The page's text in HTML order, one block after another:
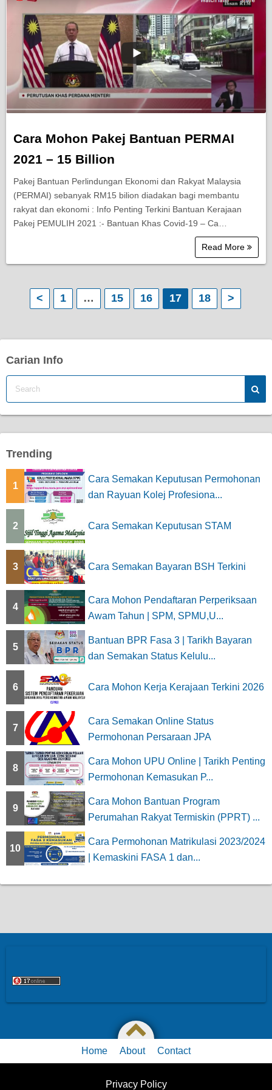
Cara Mohon Pakej Bantuan PERMAI
2021 – 15 Billion
Pakej Bantuan Perlindungan Ekonomi dan Rakyat Malaysia
(PERMAI) sebanyak RM15 bilion diadakan bagi membantu
rakyat dan ekonomi : Info Penting Terkini Bantuan Kerajaan
Pakej PEMULIH 2021 :- Bantuan Khas Covid-19 – Ca…
Read More
p
g
n
i
o
n
< 1 … 15 16 17 18 >
Carian Info
Trending
1
Cara Semakan Keputusan Permohonan
dan Rayuan Kolej Profesiona...
2 Cara Semakan Keputusan STAM
3 Cara Semakan Bayaran BSH Terkini
4
Cara Mohon Pendaftaran Perperiksaan
Awam Tahun | SPM, SPMU,U...
5
Bantuan BPR Fasa 3 | Tarikh Bayaran
dan Semakan Status Kelulu...
6 Cara Mohon Kerja Kerajaan Terkini 2026
7
Cara Semakan Online Status
Permohonan Persaraan JPA
8
Cara Mohon UPU Online | Tarikh Penting
Permohonan Kemasukan P...
9
Cara Mohon Bantuan Program
Perumahan Rakyat Termiskin (PPRT) ...
10
Cara Permohonan Matrikulasi 2023/2024
| Kemaskini FASA 1 dan...
Home About Contact
Privacy Policy